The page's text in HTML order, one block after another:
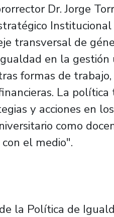
Dr. Jorge
transversal de
en la gestión
formas de
La
y acciones en
como
el medio".
la Política de